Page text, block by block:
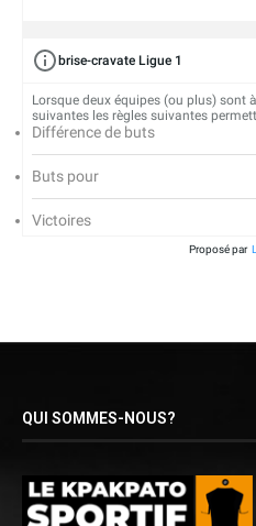
brise-cravate Ligue 1
Lorsque deux équipes (ou plus) sont
suivantes les règles suivantes
Différence de buts
Buts pour
Victoires
Proposé par
QUI SOMMES-NOUS?